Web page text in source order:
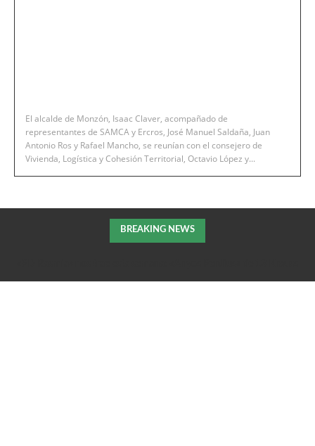
El alcalde de Monzón, Isaac Claver, acompañado de
representantes de SAMCA y Ercros, José Manuel Saldaña, Juan
Antonio Ros y Rafael Mancho, se reunían con el consejero de
Vivienda, Logística y Cohesión Territorial, Octavio López y...
BREAKING NEWS